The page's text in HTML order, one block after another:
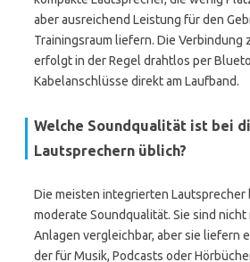
aber ausreichend Leistung für den
Trainingsraum liefern. Die Verbindung
erfolgt in der Regel drahtlos per
Kabelanschlüsse direkt am Laufband.
Welche Soundqualität ist bei
Lautsprechern üblich?
Die meisten integrierten Lautsprecher
moderate Soundqualität. Sie sind
Anlagen vergleichbar, aber sie liefern
der für Musik, Podcasts oder